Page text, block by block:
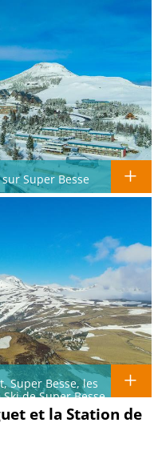
Super Besse
Super Besse, les
de Super Besse
et la Station de